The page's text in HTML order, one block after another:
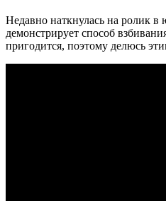
Недавно наткнулась на ролик в
демонстрирует способ
пригодится, поэтому делюсь